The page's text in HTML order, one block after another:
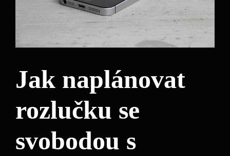
Jak naplánovat
rozlučku se
svobodou s